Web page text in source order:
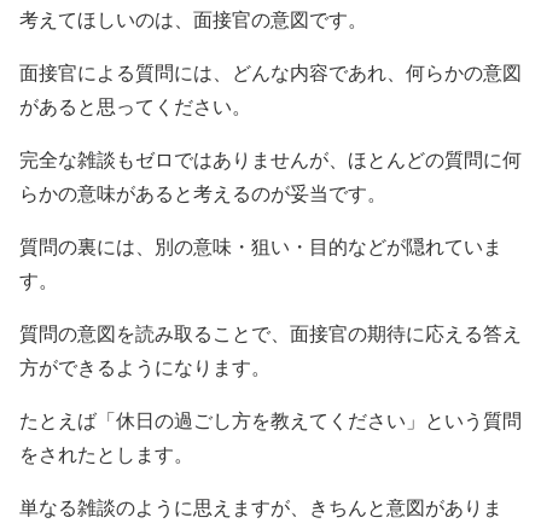
考えてほしいのは、面接官の意図です。
面接官による質問には、どんな内容であれ、何らかの意図
があると思ってください。
完全な雑談もゼロではありませんが、ほとんどの質問に何
らかの意味があると考えるのが妥当です。
質問の裏には、別の意味・狙い・目的などが隠れていま
す。
質問の意図を読み取ることで、面接官の期待に応える答え
方ができるようになります。
たとえば「休日の過ごし方を教えてください」という質問
をされたとします。
単なる雑談のように思えますが、きちんと意図がありま